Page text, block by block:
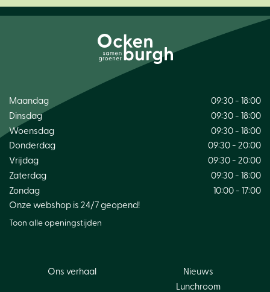
Maandag
09:30 - 18:00
Dinsdag
09:30 - 18:00
Woensdag
09:30 - 18:00
Donderdag
09:30 - 20:00
Vrijdag
09:30 - 20:00
Zaterdag
09:30 - 18:00
Zondag
10:00 - 17:00
Onze webshop is 24/7 geopend!
Toon alle openingstijden
Ons verhaal
Nieuws
Lunchroom